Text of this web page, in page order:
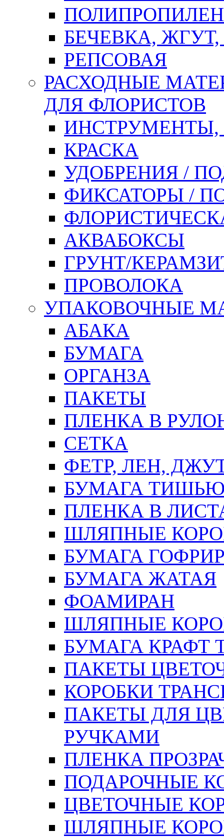
БЕЧЕВКА,
РЕПСОВАЯ
РАСХОДНЫЕ
ДЛЯ ФЛОРИСТОВ
ИНСТРУМЕНТЫ,
КРАСКА
УДОБРЕНИЯ /
ФИКСАТОРЫ /
АКВАБОКСЫ
ГРУНТ/
ПРОВОЛОКА
УПАКОВОЧНЫЕ
АБАКА
БУМАГА
ОРГАНЗА
ПАКЕТЫ
ПЛЕНКА В
СЕТКА
ФЕТР, ЛЕН,
БУМАГА
ПЛЕНКА В
ШЛЯПНЫЕ
БУМАГА
БУМАГА ЖАТАЯ
ФОАМИРАН
ШЛЯПНЫЕ
БУМАГА КРАФТ
ПАКЕТЫ
КОРОБКИ
ПАКЕТЫ ДЛЯ
РУЧКАМИ
ПЛЕНКА
ПОДАРОЧНЫЕ
ЦВЕТОЧНЫЕ
ШЛЯПНЫЕ